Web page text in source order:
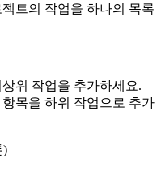
트의 작업을 하나의 목록
위 작업을 추가하세요.
목을 하위 작업으로 추가
)